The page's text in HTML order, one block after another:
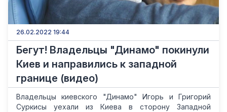
26.02.2022 19:44
Бегут! Владельцы "Динамо" покинули
Киев и направились к западной
границе (видео)
Владельцы киевского "Динамо" Игорь и Григорий
Суркисы уехали из Киева в сторону Западной